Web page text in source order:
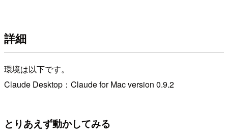
詳細
環境は以下です。
Claude Desktop：Claude for Mac version 0.9.2
とりあえず動かしてみる